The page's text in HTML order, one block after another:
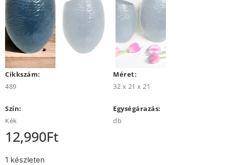
Cikkszám:
489
Méret:
32 x 21 x 21
Szín:
Kék
Egységárazás:
db
12,990Ft
1 készleten